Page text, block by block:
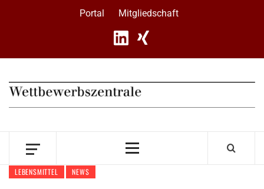
Portal Mitgliedschaft
Primary
LEBENSMITTEL NEWS